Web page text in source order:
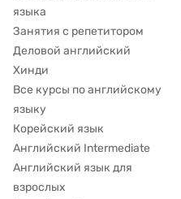
языка
Занятия с репетитором
Деловой английский
Хинди
Все курсы по английскому
языку
Корейский язык
Английский Intermediate
Английский язык для
взрослых